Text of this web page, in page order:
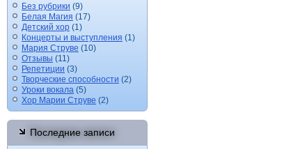
Без рубрики (9)
Белая Магия (17)
Детский хор (1)
Концерты и выступления (1)
Мария Струве (10)
Отзывы (11)
Репетиции (3)
Творческие способности (2)
Уроки вокала (5)
Хор Марии Струве (2)
Последние записи